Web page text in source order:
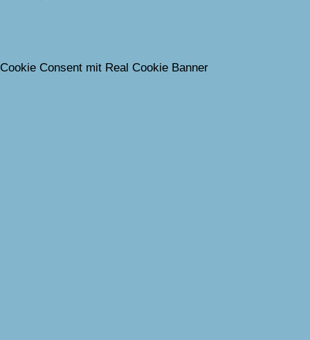
Cookie Consent mit Real Cookie Banner